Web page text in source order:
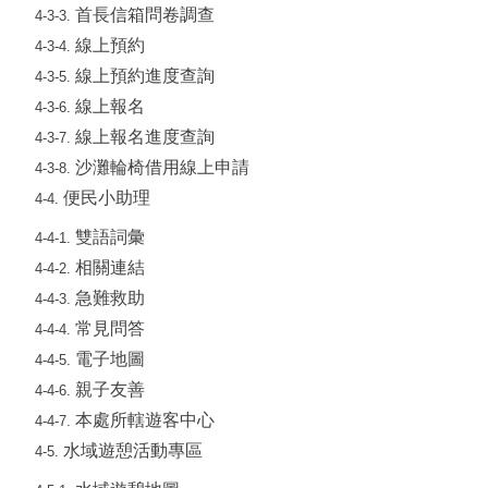
4-3-3. 首長信箱問卷調查
4-3-4. 線上預約
4-3-5. 線上預約進度查詢
4-3-6. 線上報名
4-3-7. 線上報名進度查詢
4-3-8. 沙灘輪椅借用線上申請
4-4. 便民小助理
4-4-1. 雙語詞彙
4-4-2. 相關連結
4-4-3. 急難救助
4-4-4. 常見問答
4-4-5. 電子地圖
4-4-6. 親子友善
4-4-7. 本處所轄遊客中心
4-5. 水域遊憩活動專區